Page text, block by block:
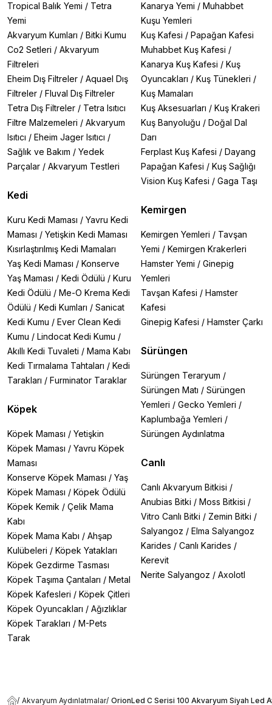
Tropical Balık Yemi / Tetra
Yemi
Akvaryum Kumları / Bitki Kumu
Co2 Setleri / Akvaryum
Filtreleri
Eheim Dış Filtreler / Aquael Dış
Filtreler / Fluval Dış Filtreler
Tetra Dış Filtreler / Tetra Isıtıcı
Filtre Malzemeleri / Akvaryum
Isıtıcı / Eheim Jager Isıtıcı /
Sağlık ve Bakım / Yedek
Parçalar / Akvaryum Testleri
Kedi
Kuru Kedi Maması / Yavru Kedi
Maması / Yetişkin Kedi Maması
Kısırlaştırılmış Kedi Mamaları
Yaş Kedi Maması / Konserve
Yaş Maması / Kedi Ödülü / Kuru
Kedi Ödülü / Me-O Krema Kedi
Ödülü / Kedi Kumları / Sanicat
Kedi Kumu / Ever Clean Kedi
Kumu / Lindocat Kedi Kumu /
Akıllı Kedi Tuvaleti / Mama Kabı
Kedi Tırmalama Tahtaları / Kedi
Tarakları / Furminator Taraklar
Köpek
Köpek Maması / Yetişkin
Köpek Maması / Yavru Köpek
Maması
Konserve Köpek Maması / Yaş
Köpek Maması / Köpek Ödülü
Köpek Kemik / Çelik Mama
Kabı
Köpek Mama Kabı / Ahşap
Kulübeleri / Köpek Yatakları
Köpek Gezdirme Tasması
Köpek Taşıma Çantaları / Metal
Köpek Kafesleri / Köpek Çitleri
Köpek Oyuncakları / Ağızlıklar
Köpek Tarakları / M-Pets
Tarak
Kanarya Yemi / Muhabbet
Kuşu Yemleri
Kuş Kafesi / Papağan Kafesi
Muhabbet Kuş Kafesi /
Kanarya Kuş Kafesi / Kuş
Oyuncakları / Kuş Tünekleri /
Kuş Mamaları
Kuş Aksesuarları / Kuş Krakeri
Kuş Banyoluğu / Doğal Dal
Darı
Ferplast Kuş Kafesi / Dayang
Papağan Kafesi / Kuş Sağlığı
Vision Kuş Kafesi / Gaga Taşı
Kemirgen
Kemirgen Yemleri / Tavşan
Yemi / Kemirgen Krakerleri
Hamster Yemi / Ginepig
Yemleri
Tavşan Kafesi / Hamster
Kafesi
Ginepig Kafesi / Hamster Çarkı
Sürüngen
Sürüngen Teraryum /
Sürüngen Matı / Sürüngen
Yemleri / Gecko Yemleri /
Kaplumbağa Yemleri /
Sürüngen Aydınlatma
Canlı
Canlı Akvaryum Bitkisi /
Anubias Bitki / Moss Bitkisi /
Vitro Canlı Bitki / Zemin Bitki /
Salyangoz / Elma Salyangoz
Karides / Canlı Karides /
Kerevit
Nerite Salyangoz / Axolotl
/ Akvaryum Aydınlatmalar/ OrionLed C Serisi 100 Akvaryum Siyah Led